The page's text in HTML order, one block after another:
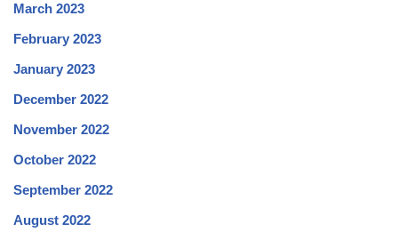
March 2023
February 2023
January 2023
December 2022
November 2022
October 2022
September 2022
August 2022